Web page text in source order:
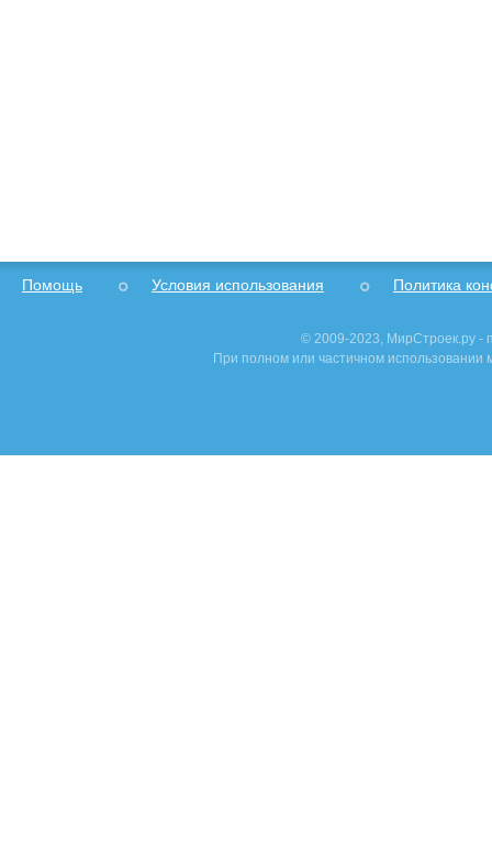
Помощь Условия использования Политика
© 2009-2023, МирСтроек.ру -
При полном или частичном использовании